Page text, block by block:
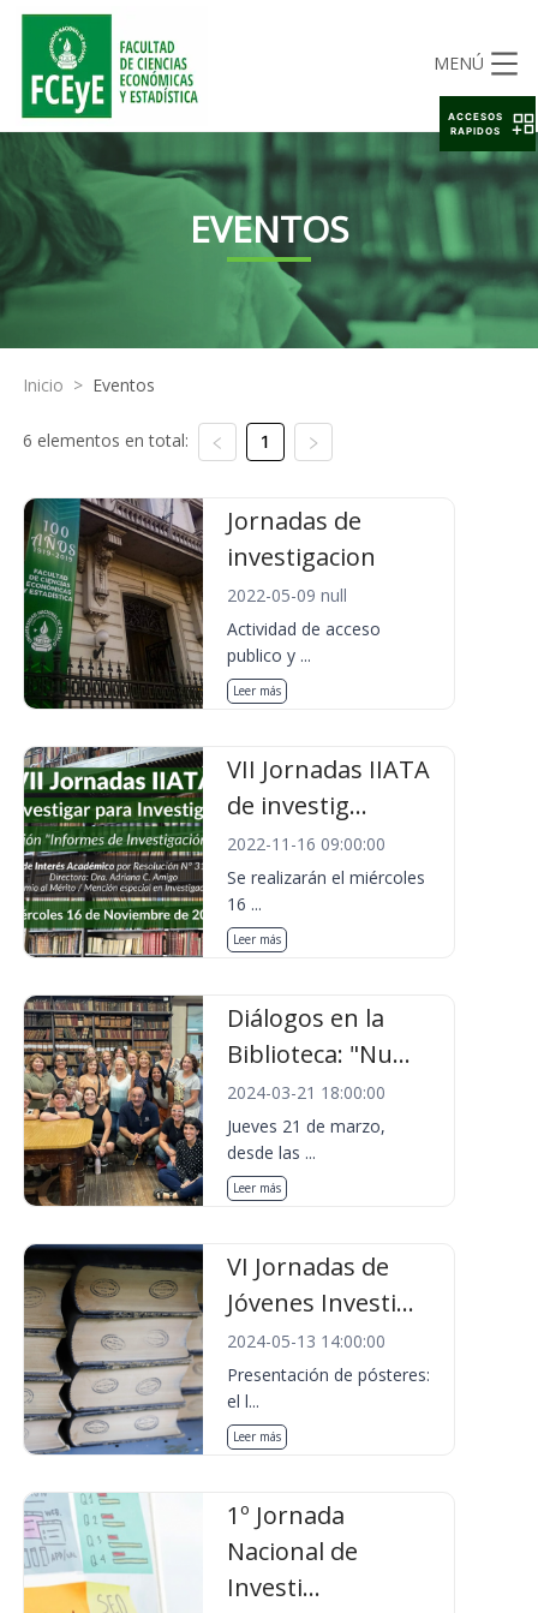
MENÚ
EVENTOS
Inicio > Eventos
6 elementos en total: 1
Jornadas de
investigacion
2022-05-09 null
Actividad de acceso
publico y ...
Leer más
VII Jornadas IIATA
de investig...
2022-11-16 09:00:00
Se realizarán el miércoles
16 ...
Leer más
Diálogos en la
Biblioteca: "Nu...
2024-03-21 18:00:00
Jueves 21 de marzo,
desde las ...
Leer más
VI Jornadas de
Jóvenes Investi...
2024-05-13 14:00:00
Presentación de pósteres:
el l...
Leer más
1º Jornada
Nacional de
Investi...
ACCESOS
RAPIDOS